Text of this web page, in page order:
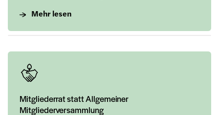
Mehr lesen
Mitgliederrat statt Allgemeiner
Mitgliederversammlung